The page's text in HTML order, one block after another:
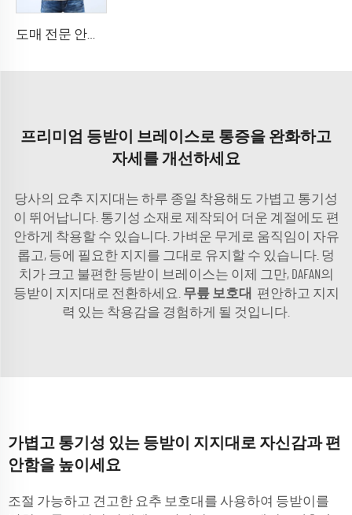
프리미엄 등받이 브레이스로 통증을 완화하고
자세를 개선하세요
당사의 요추 지지대는 하루 종일 착용해도 가볍고 통기성
이 뛰어납니다. 통기성 소재로 제작되어 더운 계절에도 편
안하게 착용할 수 있습니다. 가벼운 무게로 움직임이 자유
롭고, 등에 필요한 지지를 그대로 유지할 수 있습니다. 덩
치가 크고 불편한 등받이 브레이스는 이제 그만, DAFAN의
등받이 지지대로 전환하세요. 무릎 보호대 편안하고 지지
력 있는 착용감을 경험하게 될 것입니다.
가볍고 통기성 있는 등받이 지지대로 자신감과 편
안함을 높이세요
조절 가능하고 견고한 요추 보호대를 사용하여 등받이를